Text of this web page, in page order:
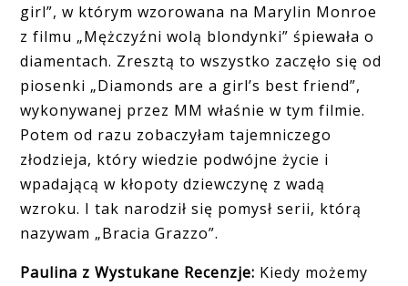
girl”, w którym wzorowana na Marylin Monroe
z filmu „Mężczyźni wolą blondynki” śpiewała o
diamentach. Zresztą to wszystko zaczęło się od
piosenki „Diamonds are a girl’s best friend”,
wykonywanej przez MM właśnie w tym filmie.
Potem od razu zobaczyłam tajemniczego
złodzieja, który wiedzie podwójne życie i
wpadającą w kłopoty dziewczynę z wadą
wzroku. I tak narodził się pomysł serii, którą
nazywam „Bracia Grazzo”.
Paulina z Wystukane Recenzje: Kiedy możemy